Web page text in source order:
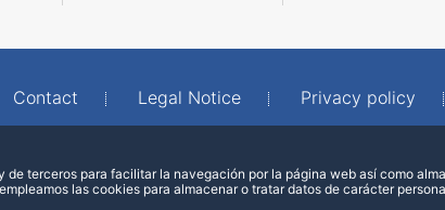
Contact Legal Notice Privacy policy
terceros para facilitar la navegación por la página web así como
las cookies para almacenar o tratar datos de carácter